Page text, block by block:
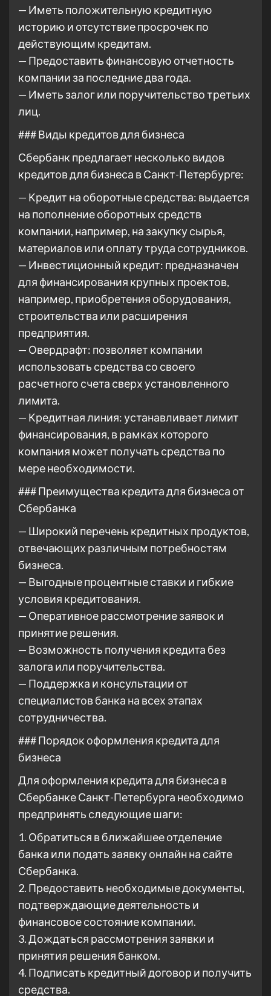
— Иметь положительную кредитную
историю и отсутствие просрочек по
действующим кредитам.
— Предоставить финансовую отчетность
компании за последние два года.
— Иметь залог или поручительство третьих
лиц.
### Виды кредитов для бизнеса
Сбербанк предлагает несколько видов
кредитов для бизнеса в Санкт-Петербурге:
— Кредит на оборотные средства: выдается
на пополнение оборотных средств
компании, например, на закупку сырья,
материалов или оплату труда сотрудников.
— Инвестиционный кредит: предназначен
для финансирования крупных проектов,
например, приобретения оборудования,
строительства или расширения
предприятия.
— Овердрафт: позволяет компании
использовать средства со своего
расчетного счета сверх установленного
лимита.
— Кредитная линия: устанавливает лимит
финансирования, в рамках которого
компания может получать средства по
мере необходимости.
### Преимущества кредита для бизнеса от
Сбербанка
— Широкий перечень кредитных продуктов,
отвечающих различным потребностям
бизнеса.
— Выгодные процентные ставки и гибкие
условия кредитования.
— Оперативное рассмотрение заявок и
принятие решения.
— Возможность получения кредита без
залога или поручительства.
— Поддержка и консультации от
специалистов банка на всех этапах
сотрудничества.
### Порядок оформления кредита для
бизнеса
Для оформления кредита для бизнеса в
Сбербанке Санкт-Петербурга необходимо
предпринять следующие шаги:
1. Обратиться в ближайшее отделение
банка или подать заявку онлайн на сайте
Сбербанка.
2. Предоставить необходимые документы,
подтверждающие деятельность и
финансовое состояние компании.
3. Дождаться рассмотрения заявки и
принятия решения банком.
4. Подписать кредитный договор и получить
средства.